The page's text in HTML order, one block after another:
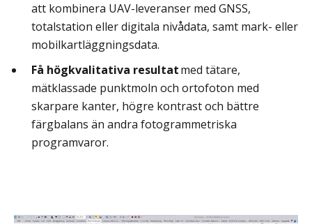
att kombinera UAV-leveranser med GNSS,
totalstation eller digitala nivådata, samt mark- eller
mobilkartläggningsdata.
Få högkvalitativa resultatmed tätare,
mätklassade punktmoln och ortofoton med
skarpare kanter, högre kontrast och bättre
färgbalans än andra fotogrammetriska
programvaror.